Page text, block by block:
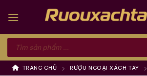
Tìm
kiếm
phẩm
TRANG CHỦ RƯỢU NGOẠI XÁCH TAY